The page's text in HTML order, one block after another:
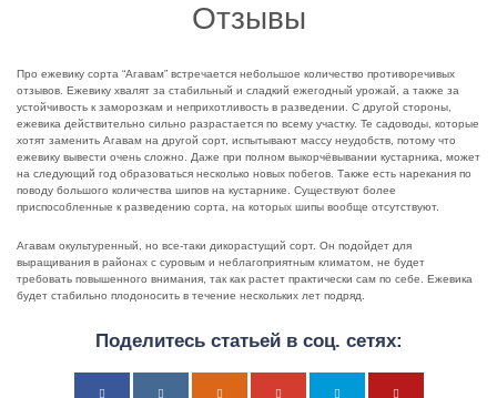
Отзывы
Про ежевику сорта “Агавам” встречается небольшое количество противоречивых
отзывов. Ежевику хвалят за стабильный и сладкий ежегодный урожай, а также за
устойчивость к заморозкам и неприхотливость в разведении. С другой стороны,
ежевика действительно сильно разрастается по всему участку. Те садоводы, которые
хотят заменить Агавам на другой сорт, испытывают массу неудобств, потому что
ежевику вывести очень сложно. Даже при полном выкорчёвывании кустарника, может
на следующий год образоваться несколько новых побегов. Также есть нарекания по
поводу большого количества шипов на кустарнике. Существуют более
приспособленные к разведению сорта, на которых шипы вообще отсутствуют.
Агавам окультуренный, но все-таки дикорастущий сорт. Он подойдет для
выращивания в районах с суровым и неблагоприятным климатом, не будет
требовать повышенного внимания, так как растет практически сам по себе. Ежевика
будет стабильно плодоносить в течение нескольких лет подряд.
Поделитесь статьей в соц. сетях: